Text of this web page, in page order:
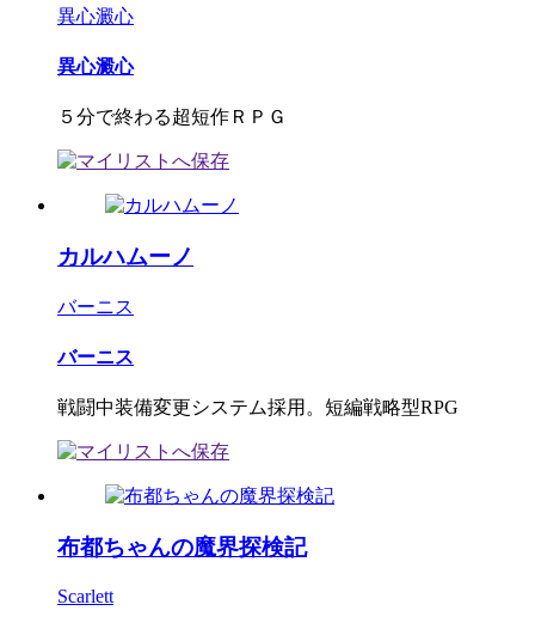
異心澱心
異心澱心
５分で終わる超短作ＲＰＧ
カルハムーノ
バーニス
バーニス
戦闘中装備変更システム採用。短編戦略型RPG
布都ちゃんの魔界探検記
Scarlett